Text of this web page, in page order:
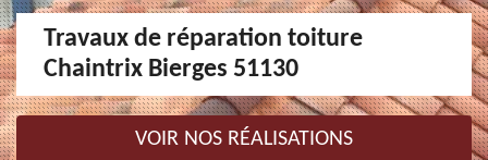
Travaux de réparation toiture
Chaintrix Bierges 51130
VOIR NOS RÉALISATIONS